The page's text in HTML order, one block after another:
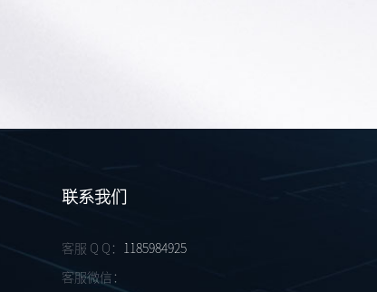
联系我们
客服 Q Q： 1185984925
客服微信：